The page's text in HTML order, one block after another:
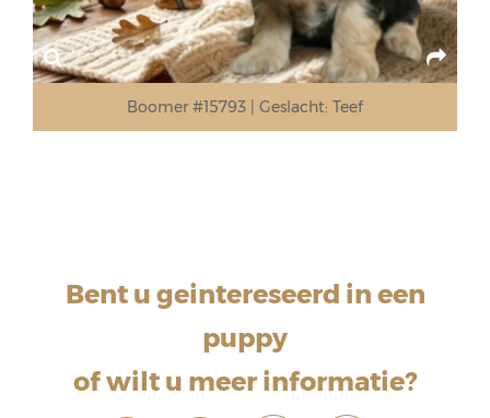
Boomer #15793 Geslacht: Teef
Bent u geintereseerd in een
puppy
of wilt u meer informatie?